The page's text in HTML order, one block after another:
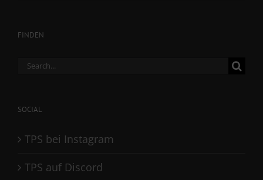
FINDEN
Search
SOCIAL
TPS bei Instagram
TPS auf Discord